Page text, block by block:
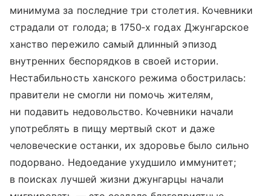
минимума за последние три столетия. Кочевники
страдали от голода; в 1750‑х годах Джунгарское
ханство пережило самый длинный эпизод
внутренних беспорядков в своей истории.
Нестабильность ханского режима обострилась:
правители не смогли ни помочь жителям,
ни подавить недовольство. Кочевники начали
употреблять в пищу мертвый скот и даже
человеческие останки, их здоровье было сильно
подорвано. Недоедание ухудшило иммунитет;
в поисках лучшей жизни джунгарцы начали